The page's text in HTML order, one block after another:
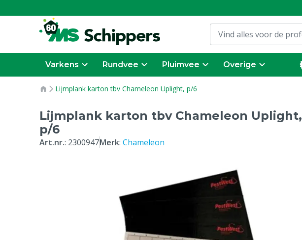
Varkens Rundvee Pluimvee Overige
Lijmplank karton tbv Chameleon Uplight, p/6
Lijmplank karton tbv Chameleon Uplight,
p/6
Art.nr.: 2300947Merk: Chameleon